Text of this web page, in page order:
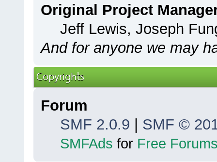
Original Project
Jeff Lewis, Joseph
And for anyone we may
Copyrights
Forum
SMF 2.0.9
SMF ©
SMFAds for Free